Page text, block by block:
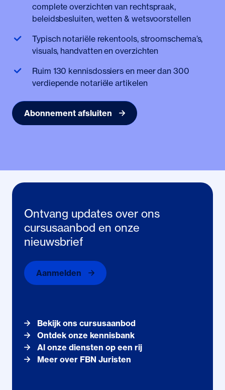
complete overzichten van rechtspraak,
beleidsbesluiten, wetten & wetsvoorstellen
Typisch notariële rekentools, stroomschema’s,
visuals, handvatten en overzichten
Ruim 130 kennisdossiers en meer dan 300
verdiepende notariële artikelen
Abonnement afsluiten
Ontvang updates over ons
cursusaanbod en onze
nieuwsbrief
Aanmelden
Bekijk ons cursusaanbod
Ontdek onze kennisbank
Al onze diensten op een rij
Meer over FBN Juristen